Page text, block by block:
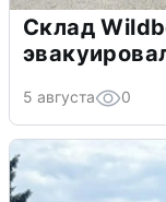
Склад
5 августа 0